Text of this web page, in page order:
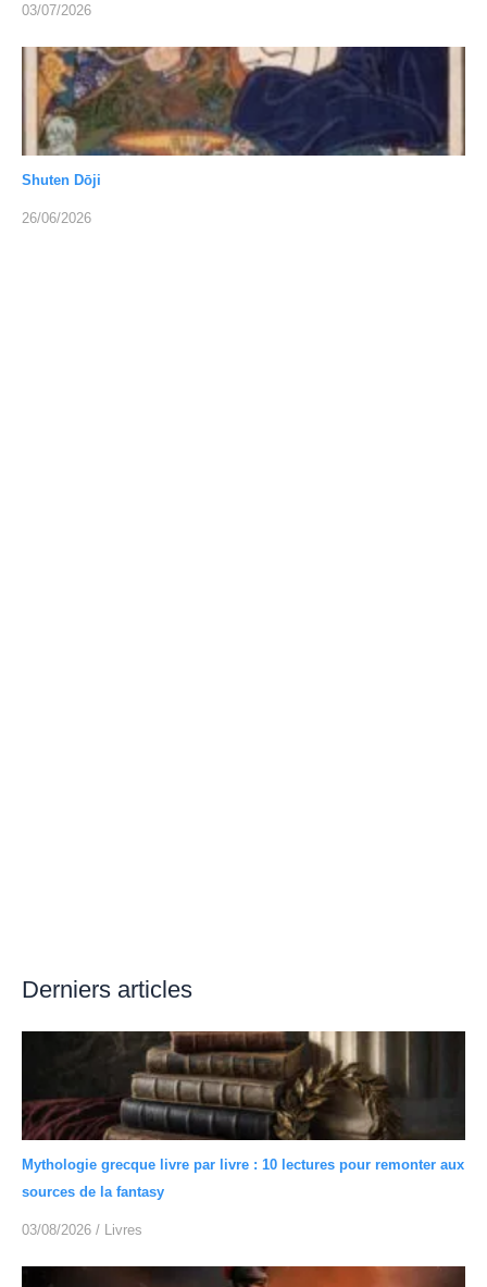
03/07/2026
Shuten Dōji
26/06/2026
Derniers articles
Mythologie grecque livre par livre : 10 lectures pour remonter aux
sources de la fantasy
03/08/2026 / Livres